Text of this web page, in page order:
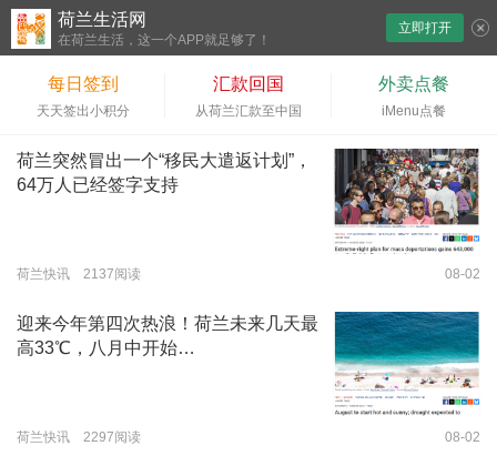
荷兰生活网
在荷兰生活，这一个APP就足够了！
立即打开
每日签到
天天签出小积分
汇款回国
从荷兰汇款至中国
外卖点餐
iMenu点餐
荷兰突然冒出一个“移民大遣返计划”，
64万人已经签字支持
荷兰快讯 2137阅读 08-02
迎来今年第四次热浪！荷兰未来几天最
高33℃，八月中开始…
荷兰快讯 2297阅读 08-02